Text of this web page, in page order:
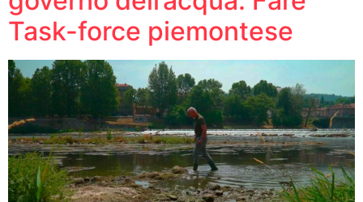
Task-force piemontese